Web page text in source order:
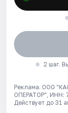
2 шаг.
Реклама. ООО
ОПЕРАТОР", ИНН:
Действует до 31